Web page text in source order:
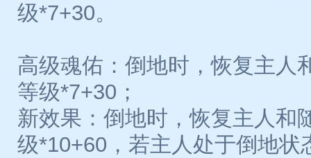
级*7+30。
高级魂佑：倒地时，恢复主人
等级*7+30；
新效果：倒地时，恢复主人和
级*10+60，若主人处于倒地状